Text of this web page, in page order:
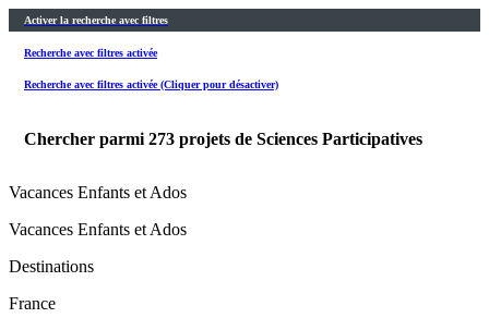
Activer la recherche avec filtres
Recherche avec filtres activée
Recherche avec filtres activée (Cliquer pour désactiver)
Chercher parmi 273 projets de Sciences Participatives
Vacances Enfants et Ados
Vacances Enfants et Ados
Destinations
France